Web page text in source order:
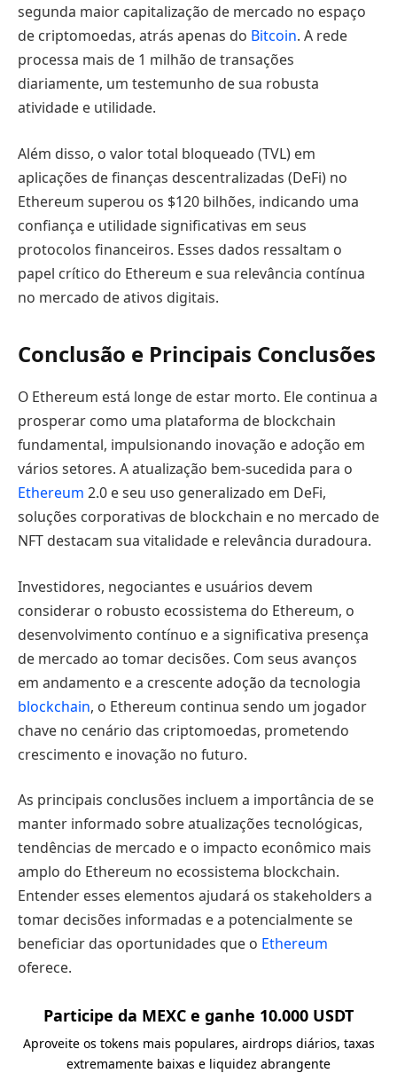
segunda maior capitalização de mercado no espaço
de criptomoedas, atrás apenas do Bitcoin. A rede
processa mais de 1 milhão de transações
diariamente, um testemunho de sua robusta
atividade e utilidade.
Além disso, o valor total bloqueado (TVL) em
aplicações de finanças descentralizadas (DeFi) no
Ethereum superou os $120 bilhões, indicando uma
confiança e utilidade significativas em seus
protocolos financeiros. Esses dados ressaltam o
papel crítico do Ethereum e sua relevância contínua
no mercado de ativos digitais.
Conclusão e Principais Conclusões
O Ethereum está longe de estar morto. Ele continua a
prosperar como uma plataforma de blockchain
fundamental, impulsionando inovação e adoção em
vários setores. A atualização bem-sucedida para o
Ethereum 2.0 e seu uso generalizado em DeFi,
soluções corporativas de blockchain e no mercado de
NFT destacam sua vitalidade e relevância duradoura.
Investidores, negociantes e usuários devem
considerar o robusto ecossistema do Ethereum, o
desenvolvimento contínuo e a significativa presença
de mercado ao tomar decisões. Com seus avanços
em andamento e a crescente adoção da tecnologia
blockchain, o Ethereum continua sendo um jogador
chave no cenário das criptomoedas, prometendo
crescimento e inovação no futuro.
As principais conclusões incluem a importância de se
manter informado sobre atualizações tecnológicas,
tendências de mercado e o impacto econômico mais
amplo do Ethereum no ecossistema blockchain.
Entender esses elementos ajudará os stakeholders a
tomar decisões informadas e a potencialmente se
beneficiar das oportunidades que o Ethereum
oferece.
Participe da MEXC e ganhe 10.000 USDT
Aproveite os tokens mais populares, airdrops diários, taxas
extremamente baixas e liquidez abrangente